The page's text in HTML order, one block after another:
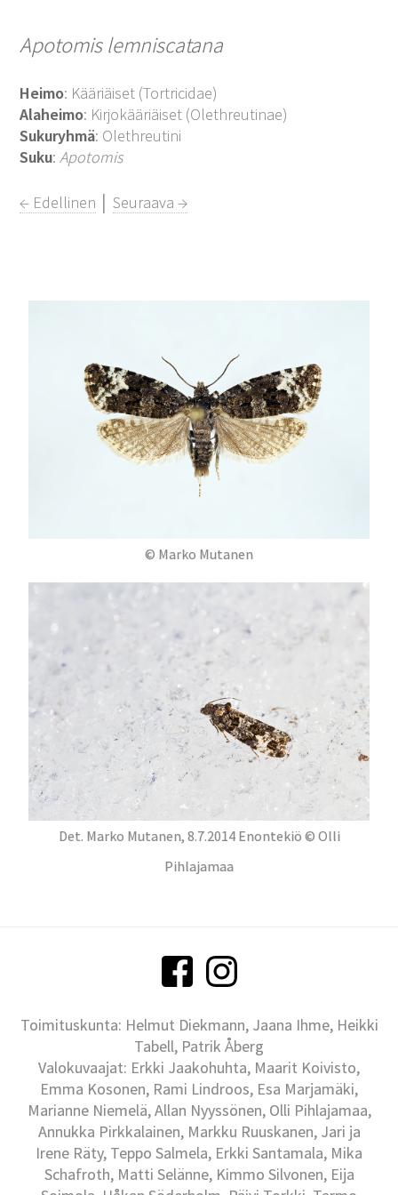
Apotomis lemniscatana
Heimo: Kääriäiset (Tortricidae)
Alaheimo: Kirjokääriäiset (Olethreutinae)
Sukuryhmä: Olethreutini
Suku:Apotomis
← Edellinen │Seuraava →
© Marko Mutanen
Det. Marko Mutanen, 8.7.2014 Enontekiö © Olli
Pihlajamaa
Toimituskunta: Helmut Diekmann, Jaana Ihme, Heikki
Tabell, Patrik Åberg
Valokuvaajat: Erkki Jaakohuhta, Maarit Koivisto,
Emma Kosonen, Rami Lindroos, Esa Marjamäki,
Marianne Niemelä, Allan Nyyssönen, Olli Pihlajamaa,
Annukka Pirkkalainen, Markku Ruuskanen, Jari ja
Irene Räty, Teppo Salmela, Erkki Santamala, Mika
Schafroth, Matti Selänne, Kimmo Silvonen, Eija